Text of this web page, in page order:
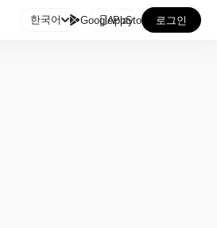
한국어 GooglePlay
AppStore 로그인